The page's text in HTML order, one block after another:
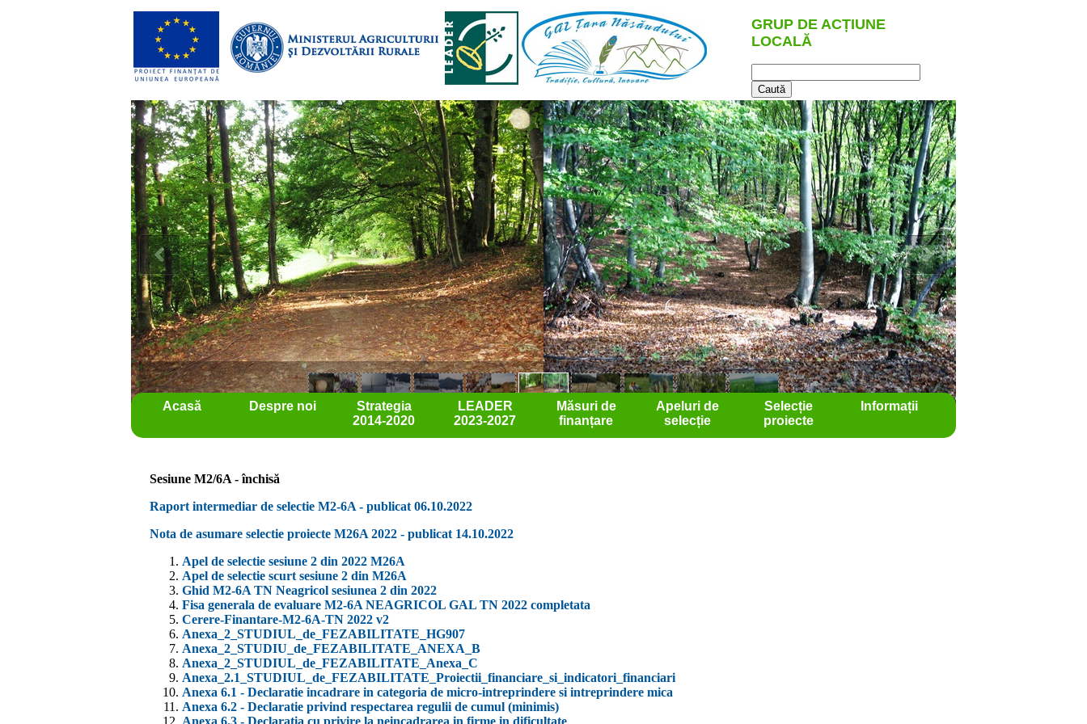
GRUP DE ACȚIUNE
LOCALĂ
Acasă Despre noi
Strategia
2014-2020
LEADER
2023-2027
Măsuri de
finanțare
Apeluri de
selecție
Selecție
proiecte
Informații
Sesiune M2/6A - închisă
Raport intermediar de selectie M2-6A - publicat 06.10.2022
Nota de asumare selectie proiecte M26A 2022 - publicat 14.10.2022
Apel de selectie sesiune 2 din 2022 M26A
Apel de selectie scurt sesiune 2 din M26A
Ghid M2-6A TN Neagricol sesiunea 2 din 2022
Fisa generala de evaluare M2-6A NEAGRICOL GAL TN 2022 completata
Cerere-Finantare-M2-6A-TN 2022 v2
Anexa_2_STUDIUL_de_FEZABILITATE_HG907
Anexa_2_STUDIU_de_FEZABILITATE_ANEXA_B
Anexa_2_STUDIUL_de_FEZABILITATE_Anexa_C
Anexa_2.1_STUDIUL_de_FEZABILITATE_Proiectii_financiare_si_indicatori_financiari
Anexa 6.1 - Declaratie incadrare in categoria de micro-intreprindere si intreprindere mica
Anexa 6.2 - Declaratie privind respectarea regulii de cumul (minimis)
Anexa 6.3 - Declaratia cu privire la neincadrarea in firme in dificultate